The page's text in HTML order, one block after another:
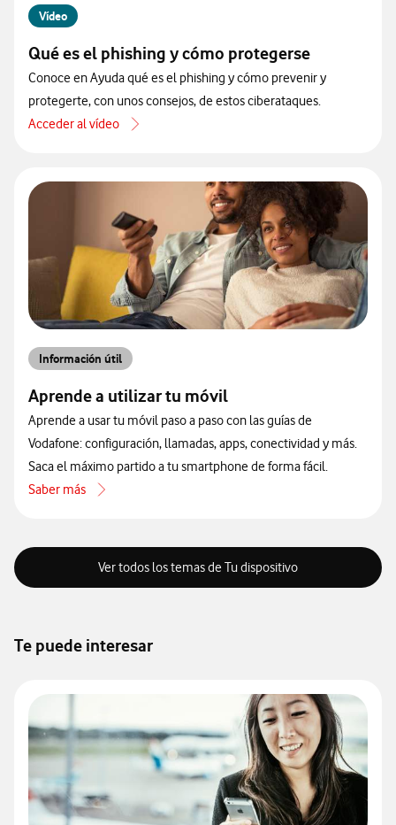
Vídeo
Qué es el phishing y cómo protegerse
Conoce en Ayuda qué es el phishing y cómo prevenir y
protegerte, con unos consejos, de estos ciberataques.
Acceder al vídeo
acerca de Qué es el phishing y cómo protegerse
Información útil
Aprende a utilizar tu móvil
Aprende a usar tu móvil paso a paso con las guías de
Vodafone: configuración, llamadas, apps, conectividad y más.
Saca el máximo partido a tu smartphone de forma fácil.
Saber más
acerca de Aprende a utilizar tu móvil
Ver todos los temas de Tu dispositivo
Te puede interesar